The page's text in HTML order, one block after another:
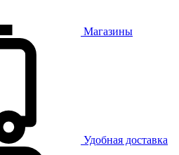
Магазины
Удобная доставка